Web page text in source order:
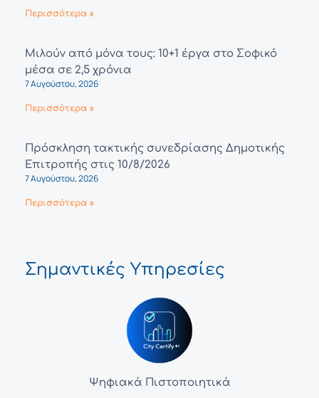
Περισσότερα »
Μιλούν από μόνα τους: 10+1 έργα στο Σοφικό
μέσα σε 2,5 χρόνια
7 Αυγούστου, 2026
Περισσότερα »
Πρόσκληση τακτικής συνεδρίασης Δημοτικής
Επιτροπής στις 10/8/2026
7 Αυγούστου, 2026
Περισσότερα »
Σημαντικές Υπηρεσίες
Ψηφιακά Πιστοποιητικά